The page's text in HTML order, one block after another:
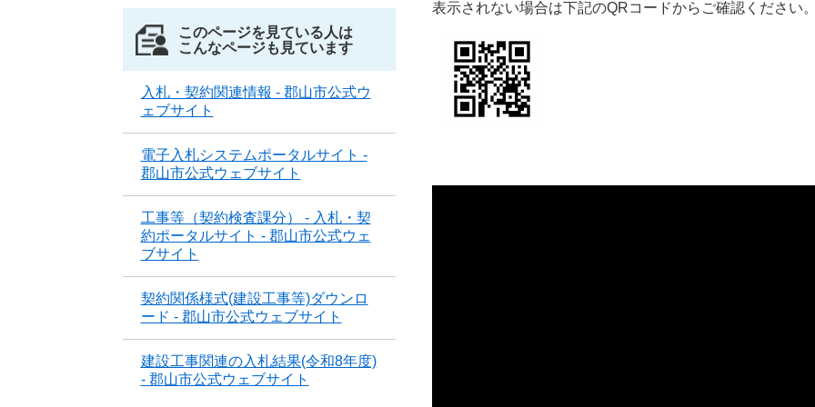
表示されない場合は下記のQRコードからご確認ください
このページを見ている人は
こんなページも見ています
入札・契約関連情報 - 郡山市公式ウ
ェブサイト
電子入札システムポータルサイト -
郡山市公式ウェブサイト
工事等（契約検査課分） - 入札・契
約ポータルサイト - 郡山市公式ウェ
ブサイト
契約関係様式(建設工事等)ダウンロ
ード - 郡山市公式ウェブサイト
建設工事関連の入札結果(令和8年度)
- 郡山市公式ウェブサイト